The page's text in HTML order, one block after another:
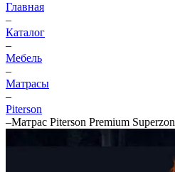
Главная
–
Каталог
–
Мебель
–
Матрасы
–
Piterson
–Матрас Piterson Premium Superzon